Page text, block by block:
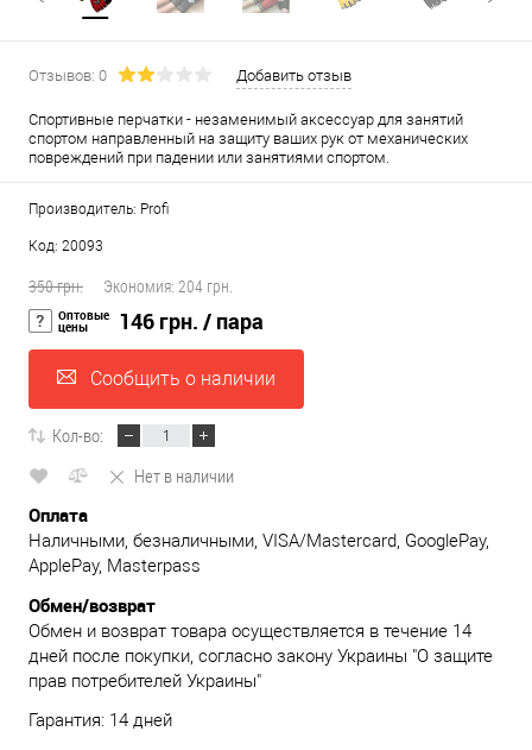
Отзывов: 0 Добавить отзыв
Спортивные перчатки - незаменимый аксессуар для занятий
спортом направленный на защиту ваших рук от механических
повреждений при падении или занятиями спортом.
Производитель: Profi
Код: 20093
350 грн. Экономия: 204 грн.
Оптовые
цены 146 грн. / пара
Сообщить о наличии
Кол-во:
Нет в наличии
Оплата
Наличными, безналичными, VISA/Mastercard, GooglePay,
ApplePay, Masterpass
Обмен/возврат
Обмен и возврат товара осуществляется в течение 14
дней после покупки, согласно закону Украины "О защите
прав потребителей Украины"
Гарантия: 14 дней